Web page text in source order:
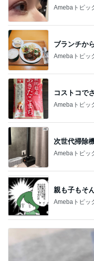
Amebaトピッ
ブランチか
Amebaトピッ
コストコで
Amebaトピッ
次世代掃除
Amebaトピッ
親も子もそ
Amebaトピッ